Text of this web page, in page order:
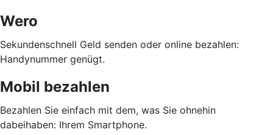
Wero
Sekundenschnell Geld senden oder online bezahlen:
Handynummer genügt.
Mobil bezahlen
Bezahlen Sie einfach mit dem, was Sie ohnehin
dabeihaben: Ihrem Smartphone.